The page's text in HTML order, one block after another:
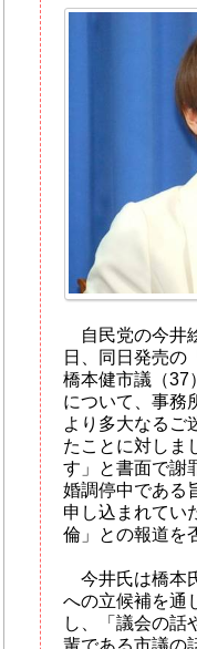
自民党の今井
日、同日発売の
橋本健市議（37
について、事務
より多大なるご
たことに対しま
す」と書面で謝
婚調停中である
申し込まれてい
倫」との報道を
今井氏は橋本
への立候補を通
し、「議会の話
輩である市議の